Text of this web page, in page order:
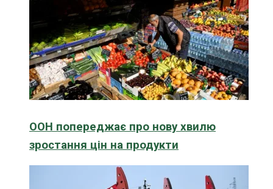
ООН попереджає про нову хвилю
зростання цін на продукти